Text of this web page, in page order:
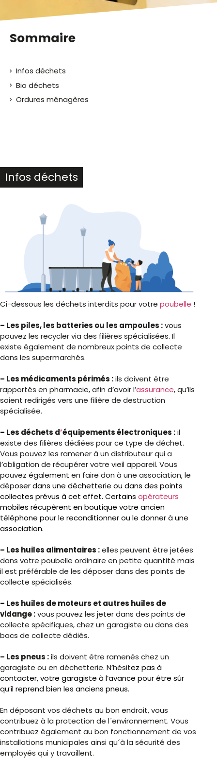
Sommaire
Infos déchets
Bio déchets
Ordures ménagères
Infos déchets
Ci-dessous les déchets interdits pour votre poubelle !
– Les piles, les batteries ou les ampoules :vous
pouvez les recycler via des filières spécialisées. Il
existe également de nombreux points de collecte
dans les supermarchés.
– Les médicaments périmés :ils doivent être
rapportés en pharmacie, afin d’avoir l’assurance,qu’ils
soient redirigés vers une filière de destruction
spécialisée.
– Les déchets d’équipementsélectroniques :il
existe des filières dédiées pour ce type de déchet.
Vous pouvez les ramener à un distributeur qui a
l’obligation de récupérer votre vieil appareil. Vous
pouvez également en faire don à une association, le
déposer dans une déchetterie ou dans des points
collectes prévus à cet effet. Certains opérateurs
mobiles récupèrent en boutique votre ancien
téléphone pour le reconditionner ou le donner à une
association.
– Les huiles alimentaires :elles peuvent être jetées
dans votre poubelle ordinaire en petite quantité mais
il est préférable de les déposer dans des points de
collecte spécialisés.
– Les huiles de moteurs et autres huiles de
vidange :vous pouvez les jeter dans des points de
collecte spécifiques, chez un garagiste ou dans des
bacs de collecte dédiés.
– Les pneus :ils doivent être ramenés chez un
garagiste ou en déchetterie. N’hésitez pas à
contacter, votre garagiste à l’avance pour être sûr
qu’ilreprend bien les anciens pneus.
En déposant vos déchets au bon endroit, vous
contribuez à la protection de l´environnement. Vous
contribuez également au bon fonctionnement de vos
installations municipales ainsi qu´à la sécurité des
employés qui y travaillent.